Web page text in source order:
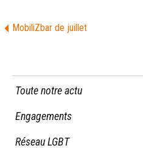
MobiliZbar de juillet
Toute notre actu
Engagements
Réseau LGBT